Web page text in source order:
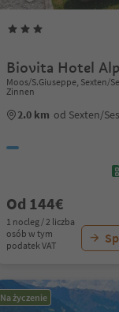
Biovita Hotel
Moos/S.Giuseppe, Sexten/
Zinnen
2.0 km od Sexten/
Od 144€
1 nocleg / 2 liczba
osób w tym
podatek VAT
Na życzenie